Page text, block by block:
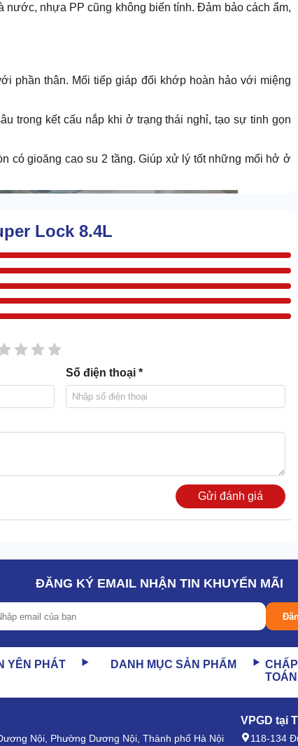
nước, nhựa PP cũng không biến tính. Đảm bảo cách ẩm,
phần thân. Mối tiếp giáp đối khớp hoàn hảo với miệng
trong kết cấu nắp khi ở trạng thái nghỉ, tạo sự tinh gọn
có gioăng cao su 2 tầng. Giúp xử lý tốt những mối hở ở
chuyên nghiệp, được bọc lót chắc chắn nhưng vẫn phát
lại hiệu quả hút ẩm, làm khô môi trường bảo quản siêu
Lock 8.4L
5 sao
4 sao
3 sao
sao
Số điện thoại *
Gửi đánh giá
ĐĂNG KÝ EMAIL NHẬN TIN KHUYẾN MÃI
YÊN PHÁT DANH MỤC SẢN PHẨM
TOÁN
Nội, Phường Dương Nội, Thành phố Hà Nội
VPGD tại
118-134